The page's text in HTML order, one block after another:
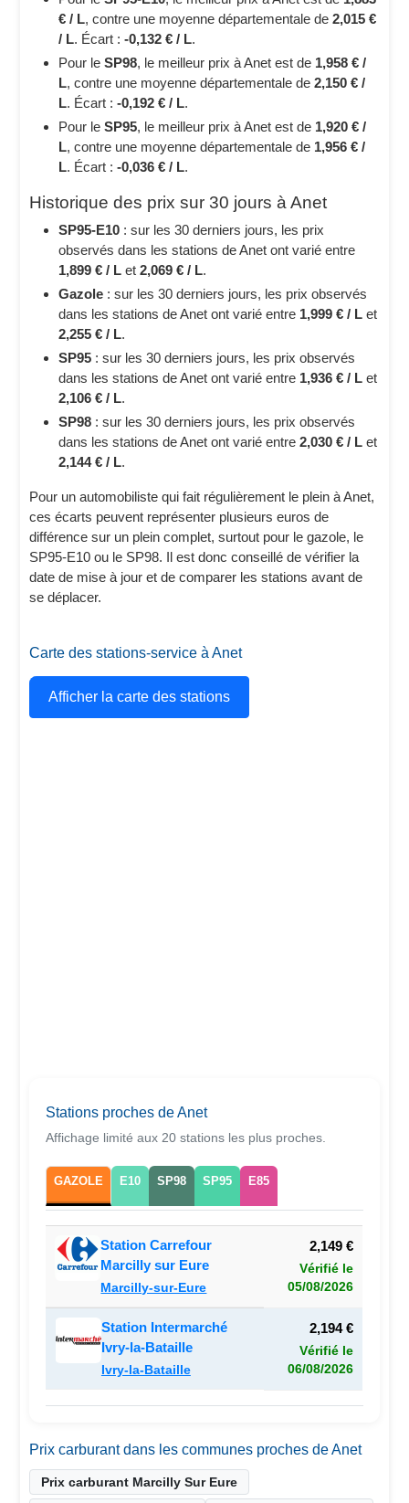
€ / L, contre une moyenne départementale de2,015 €
/ L. Écart :-0,132 € / L.
Pour leSP98, le meilleur prix à Anet est de 1,958 € /
L, contre une moyenne départementale de2,150 € /
L. Écart :-0,192 € / L.
Pour leSP95, le meilleur prix à Anet est de 1,920 € /
L, contre une moyenne départementale de 1,956 € /
L. Écart :-0,036 € / L.
Historique des prix sur 30 jours à Anet
SP95-E10 : sur les 30 derniers jours, les prix
observés dans les stations de Anet ont varié entre
1,899 € / L et2,069 € / L.
Gazole : sur les 30 derniers jours, les prix observés
dans les stations de Anet ont varié entre 1,999 € / L et
2,255 € / L.
SP95 : sur les 30 derniers jours, les prix observés
dans les stations de Anet ont varié entre 1,936 € / L et
2,106 € / L.
SP98 : sur les 30 derniers jours, les prix observés
dans les stations de Anet ont varié entre2,030 € / L et
2,144 € / L.
Pour un automobiliste qui fait régulièrement le plein à Anet,
ces écarts peuvent représenter plusieurs euros de
différence sur un plein complet, surtout pour le gazole, le
SP95-E10 ou le SP98. Il est donc conseillé de vérifier la
date de mise à jour et de comparer les stations avant de
se déplacer.
Carte des stations-service à Anet
Afficher la carte des stations
Stations proches de Anet
Affichage limité aux 20 stations les plus proches.
GAZOLE E10 SP98 SP95 E85
Station Carrefour
Marcilly sur Eure
Marcilly-sur-Eure
2,149 €
Vérifié le
05/08/2026
Station Intermarché
Ivry-la-Bataille
Ivry-la-Bataille
2,194 €
Vérifié le
06/08/2026
Prix carburant dans les communes proches de Anet
Prix carburant Marcilly Sur Eure